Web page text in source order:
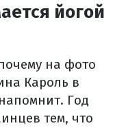
йогой
на фото
Кароль в
Год
тем, что